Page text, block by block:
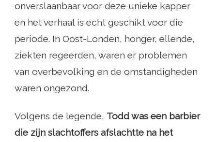
onverslaanbaar voor deze unieke kapper
en het verhaal is echt geschikt voor die
periode. In Oost-Londen, honger, ellende,
ziekten regeerden, waren er problemen
van overbevolking en de omstandigheden
waren ongezond.
Volgens de legende, Todd was een barbier
die zijn slachtoffers afslachtte na het